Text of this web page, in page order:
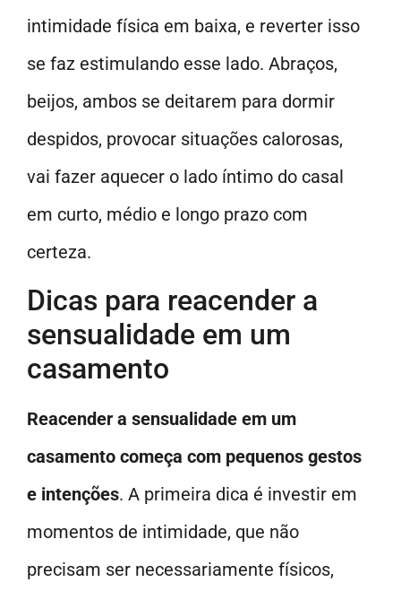
intimidade física em baixa, e reverter isso
se faz estimulando esse lado. Abraços,
beijos, ambos se deitarem para dormir
despidos, provocar situações calorosas,
vai fazer aquecer o lado íntimo do casal
em curto, médio e longo prazo com
certeza.
Dicas para reacender a
sensualidade em um
casamento
Reacender a sensualidade em um
casamento começa com pequenos gestos
e intenções. A primeira dica é investir em
momentos de intimidade, que não
precisam ser necessariamente físicos,